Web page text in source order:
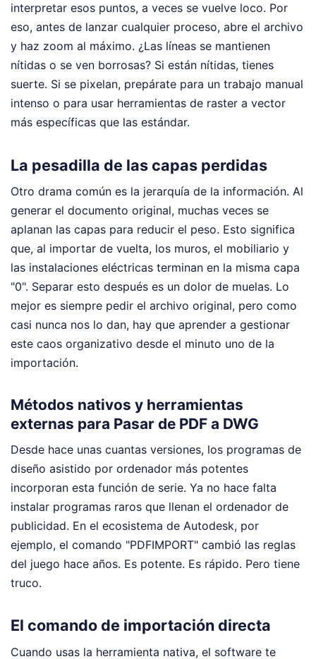
interpretar esos puntos, a veces se vuelve loco. Por
eso, antes de lanzar cualquier proceso, abre el archivo
y haz zoom al máximo. ¿Las líneas se mantienen
nítidas o se ven borrosas? Si están nítidas, tienes
suerte. Si se pixelan, prepárate para un trabajo manual
intenso o para usar herramientas de raster a vector
más específicas que las estándar.
La pesadilla de las capas perdidas
Otro drama común es la jerarquía de la información. Al
generar el documento original, muchas veces se
aplanan las capas para reducir el peso. Esto significa
que, al importar de vuelta, los muros, el mobiliario y
las instalaciones eléctricas terminan en la misma capa
"0". Separar esto después es un dolor de muelas. Lo
mejor es siempre pedir el archivo original, pero como
casi nunca nos lo dan, hay que aprender a gestionar
este caos organizativo desde el minuto uno de la
importación.
Métodos nativos y herramientas
externas para Pasar de PDF a DWG
Desde hace unas cuantas versiones, los programas de
diseño asistido por ordenador más potentes
incorporan esta función de serie. Ya no hace falta
instalar programas raros que llenan el ordenador de
publicidad. En el ecosistema de Autodesk, por
ejemplo, el comando "PDFIMPORT" cambió las reglas
del juego hace años. Es potente. Es rápido. Pero tiene
truco.
El comando de importación directa
Cuando usas la herramienta nativa, el software te